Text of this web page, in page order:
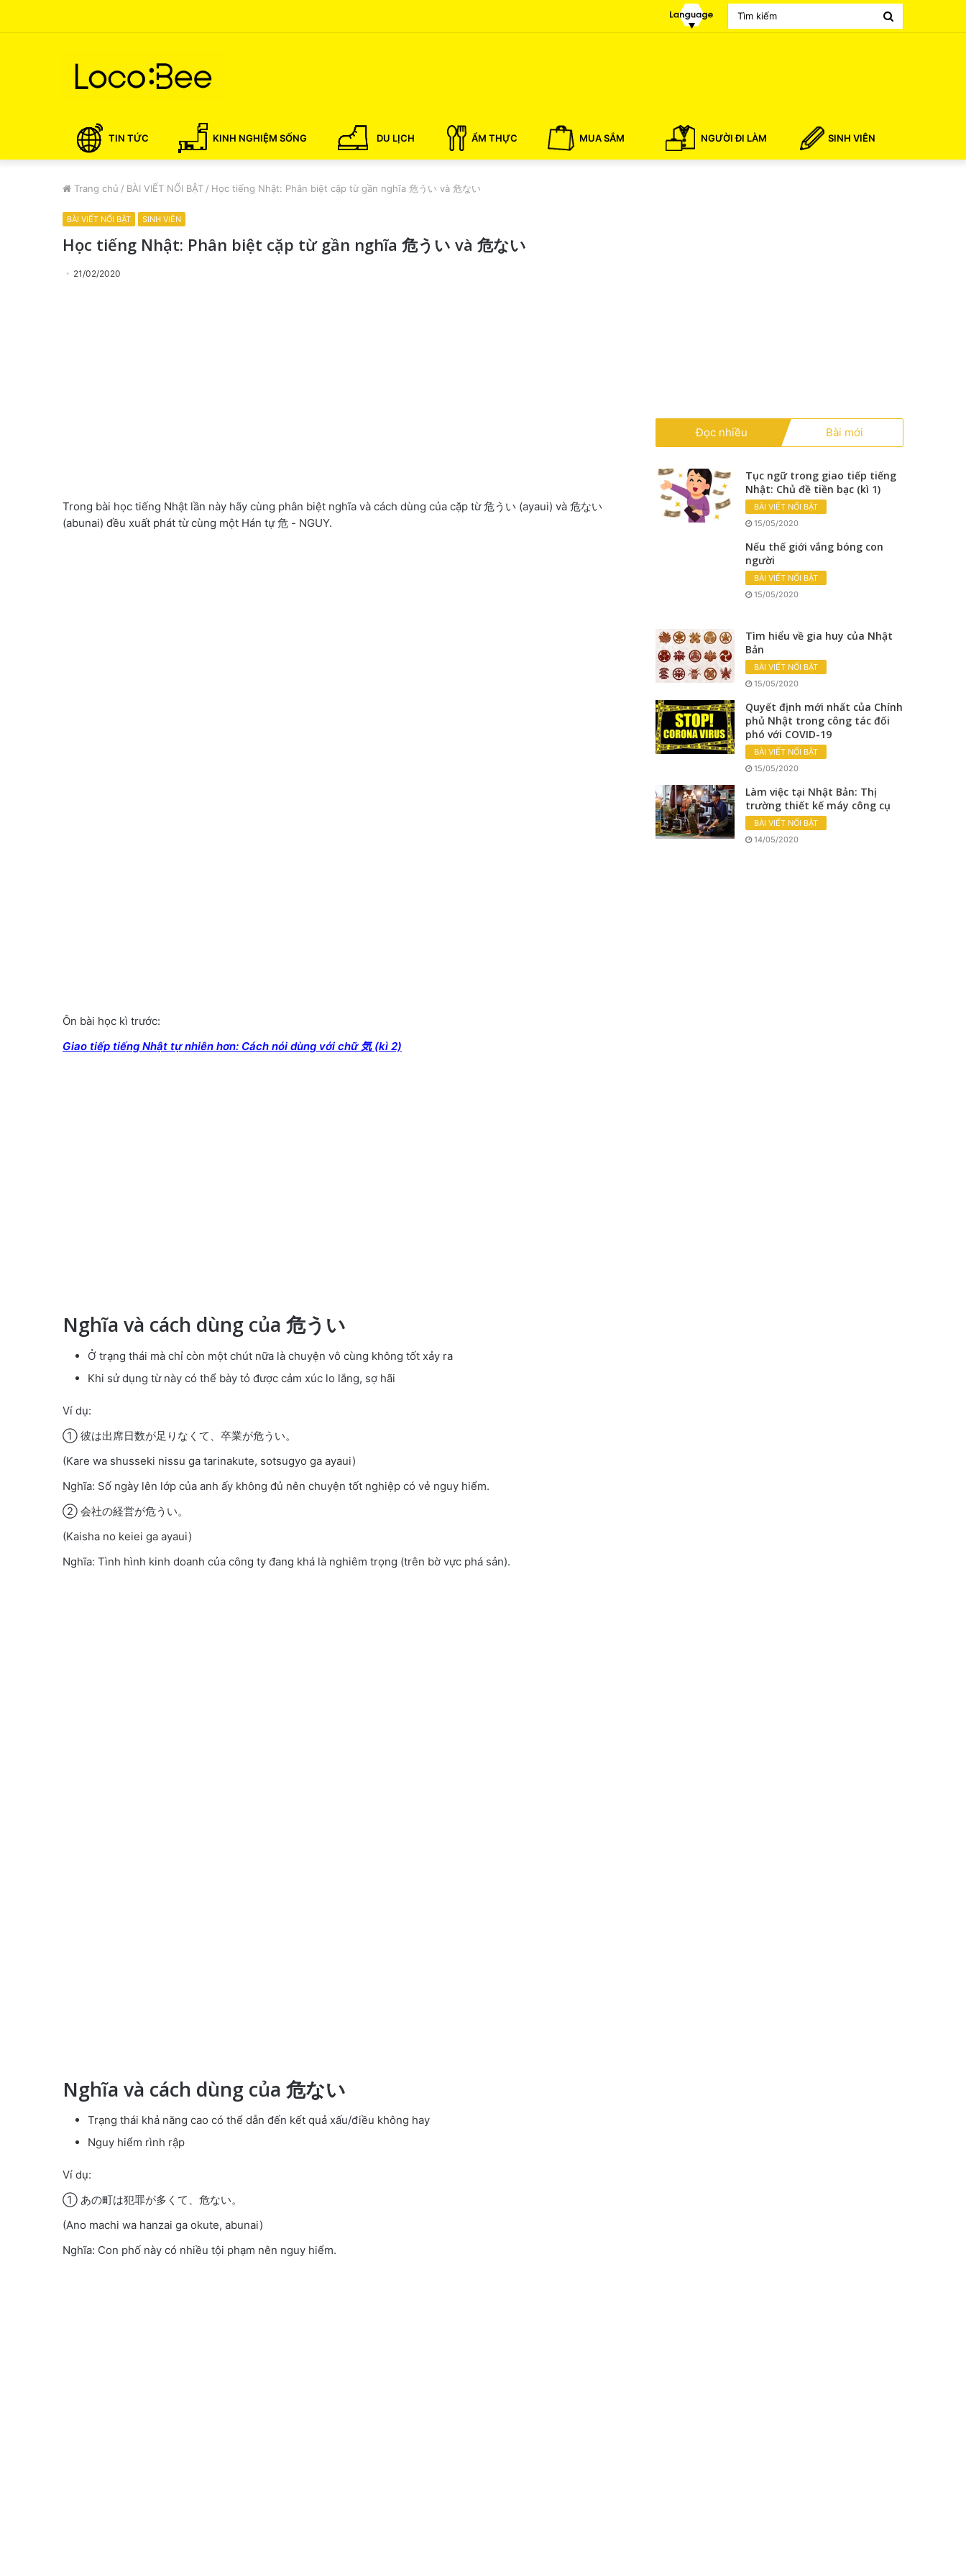
TIN TỨC KINH NGHIỆM SỐNG DU LỊCH ẨM THỰC MUA SẮM NGƯỜI ĐI LÀM SINH VIÊN
Trang chủ / BÀI VIẾT NỔI BẬT / Học tiếng Nhật: Phân biệt cặp từ gần nghĩa 危うい và 危ない
BÀI VIẾT NỔI BẬT SINH VIÊN
Học tiếng Nhật: Phân biệt cặp từ gần nghĩa 危うい và 危ない
21/02/2020
Trong bài học tiếng Nhật lần này hãy cùng phân biệt nghĩa và cách dùng của cặp từ 危うい (ayaui) và 危ない
(abunai) đều xuất phát từ cùng một Hán tự 危 - NGUY.
Ôn bài học kì trước:
Giao tiếp tiếng Nhật tự nhiên hơn: Cách nói dùng với chữ 気 (kì 2)
Nghĩa và cách dùng của 危うい
Ở trạng thái mà chỉ còn một chút nữa là chuyện vô cùng không tốt xảy ra
Khi sử dụng từ này có thể bày tỏ được cảm xúc lo lắng, sợ hãi
Ví dụ:
① 彼は出席日数が足りなくて、卒業が危うい。
(Kare wa shusseki nissu ga tarinakute, sotsugyo ga ayaui)
Nghĩa: Số ngày lên lớp của anh ấy không đủ nên chuyện tốt nghiệp có vẻ nguy hiểm.
② 会社の経営が危うい。
(Kaisha no keiei ga ayaui)
Nghĩa: Tình hình kinh doanh của công ty đang khá là nghiêm trọng (trên bờ vực phá sản).
Nghĩa và cách dùng của 危ない
Trạng thái khả năng cao có thể dẫn đến kết quả xấu/điều không hay
Nguy hiểm rình rập
Ví dụ:
① あの町は犯罪が多くて、危ない。
(Ano machi wa hanzai ga okute, abunai)
Nghĩa: Con phố này có nhiều tội phạm nên nguy hiểm.
Đọc nhiều Bài mới
Tục ngữ trong giao tiếp tiếng
Nhật: Chủ đề tiền bạc (kì 1)
BÀI VIẾT NỔI BẬT
15/05/2020
Nếu thế giới vắng bóng con
người
BÀI VIẾT NỔI BẬT
15/05/2020
Tìm hiểu về gia huy của Nhật
Bản
BÀI VIẾT NỔI BẬT
15/05/2020
Quyết định mới nhất của Chính
phủ Nhật trong công tác đối
phó với COVID-19
BÀI VIẾT NỔI BẬT
15/05/2020
Làm việc tại Nhật Bản: Thị
trường thiết kế máy công cụ
BÀI VIẾT NỔI BẬT
14/05/2020